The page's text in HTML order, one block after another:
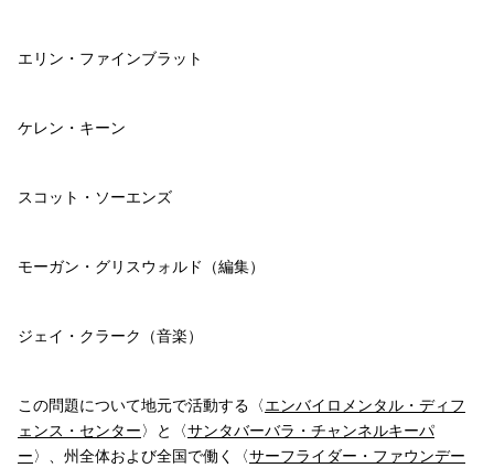
エリン・ファインブラット
ケレン・キーン
スコット・ソーエンズ
モーガン・グリスウォルド（編集）
ジェイ・クラーク（音楽）
この問題について地元で活動する〈エンバイロメンタル・ディフ
ェンス・センター〉と〈サンタバーバラ・チャンネルキーパ
ー〉、州全体および全国で働く〈サーフライダー・ファウンデー